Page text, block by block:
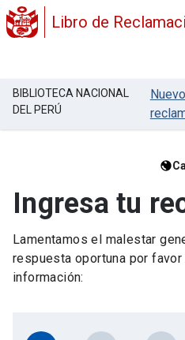
Libro de
BIBLIOTECA NACIONAL
DEL PERÚ
Nuevo
Ingresa tu
Lamentamos el malestar
respuesta oportuna por
información: